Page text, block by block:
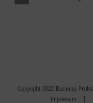
Copyright 2022 Business
Impressum |